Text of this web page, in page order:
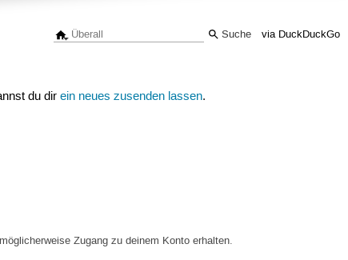
via DuckDuckGo
du direin neues zusenden lassen.
Zugang zu deinem Konto erhalten.